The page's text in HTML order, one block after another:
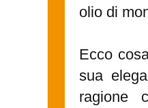
olio di
Ecco
sua
ragione